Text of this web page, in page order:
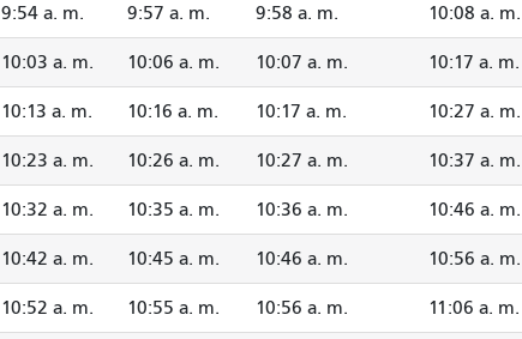
9:54 a. m. 9:57 a. m. 9:58 a. m. 10:08 a. m.
10:03 a. m. 10:06 a. m. 10:07 a. m. 10:17 a. m.
10:13 a. m. 10:16 a. m. 10:17 a. m. 10:27 a. m.
10:23 a. m. 10:26 a. m. 10:27 a. m. 10:37 a. m.
10:32 a. m. 10:35 a. m. 10:36 a. m. 10:46 a. m.
10:42 a. m. 10:45 a. m. 10:46 a. m. 10:56 a. m.
10:52 a. m. 10:55 a. m. 10:56 a. m. 11:06 a. m.